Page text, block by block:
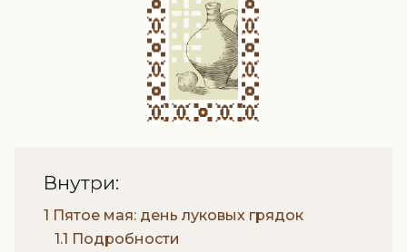
Внутри:
1 Пятое мая: день луковых грядок
1.1 Подробности